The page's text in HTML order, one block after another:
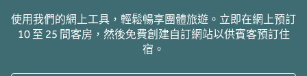
使用我們的網上工具，輕鬆暢享團體旅遊。立即在網上預訂
10 至 25 間客房，然後免費創建自訂網站以供賓客預訂住
宿。